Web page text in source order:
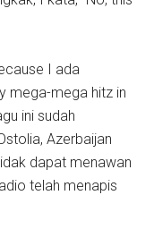
I ada
mega-mega hitz in
ini sudah
Azerbaijan
dapat menawan
telah menapis